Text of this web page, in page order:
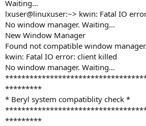
Waiting...
lxuser@linuxuser:~> kwin: Fatal IO
No window manager. Waiting...
New Window Manager
Found not compatible window
kwin: Fatal IO error: client killed
No window manager. Waiting...
*********
* Beryl system compatiblity check *
*********